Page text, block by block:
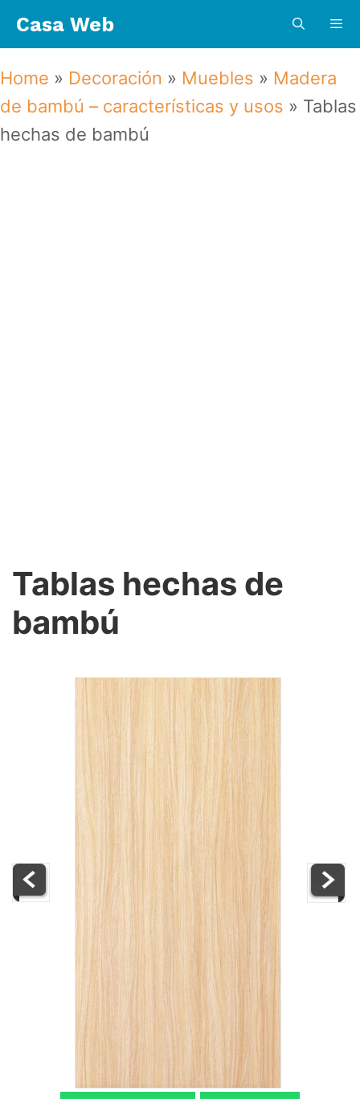
Saltar
contenido
Casa Web
Menú
Home » Decoración » Muebles » Madera
de bambú – características y usos » Tablas
hechas de bambú
Tablas hechas de
bambú